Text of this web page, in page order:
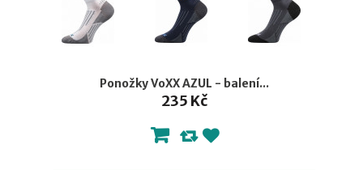
Ponožky VoXX AZUL - balení...
235 Kč